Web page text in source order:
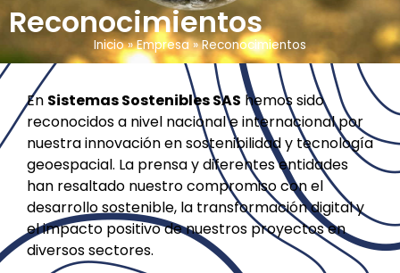
Reconocimientos
Inicio»Empresa»Reconocimientos
En Sistemas Sostenibles SAS hemos sido
reconocidos a nivel nacional e internacional por
nuestra innovación en sostenibilidad y tecnología
geoespacial. La prensa y diferentes entidades
han resaltado nuestro compromiso con el
desarrollo sostenible, la transformación digital y
el impacto positivo de nuestros proyectos en
diversos sectores.